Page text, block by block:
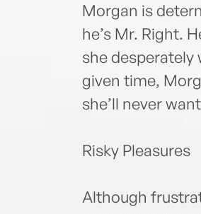
Morgan is
he’s Mr. Right.
she desperately
given time,
she’ll never
Risky Pleasures
Although